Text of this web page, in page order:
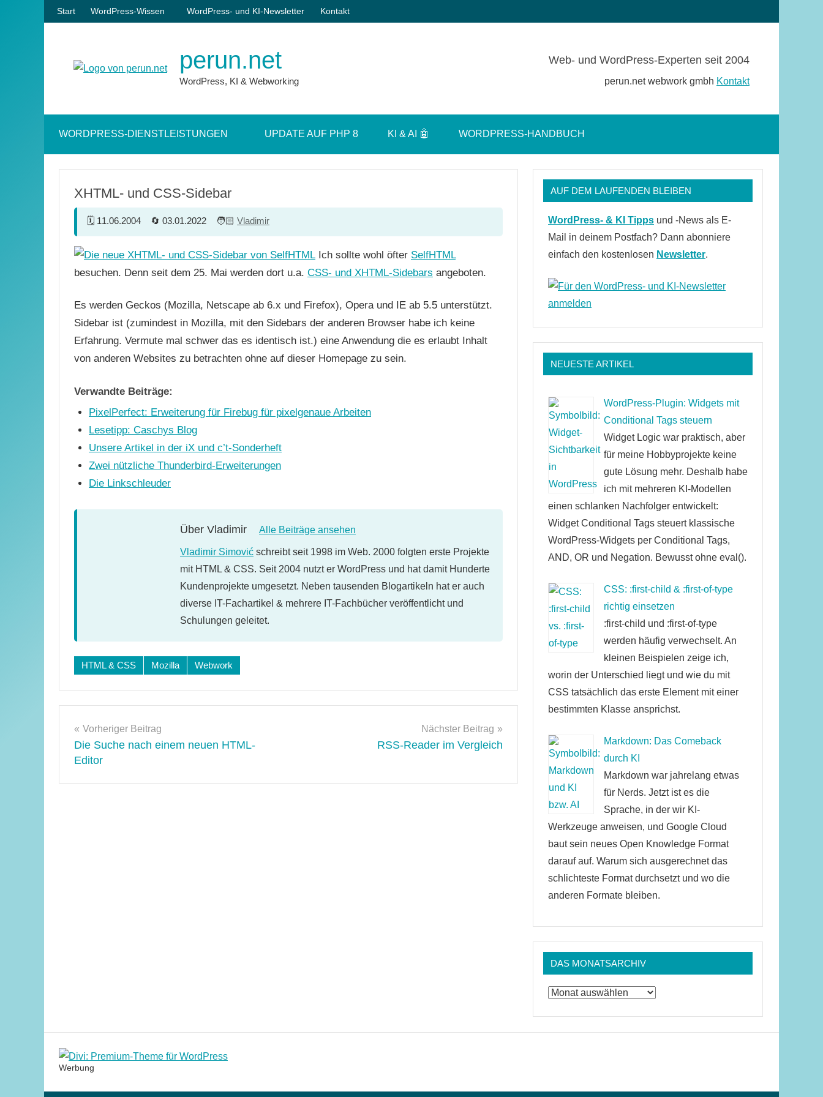
Zum
Inhalt
Start WordPress-Wissen WordPress- und KI-Newsletter Kontakt
perun.net
WordPress, KI & Webworking
Web- und WordPress-Experten seit 2004
perun.net webwork gmbh Kontakt
öffnen
WORDPRESS-DIENSTLEISTUNGEN UPDATE AUF PHP 8 KI & AI 🤖 WORDPRESS-HANDBUCH
XHTML- und CSS-Sidebar
11.06.2004 03.01.2022 Vladimir
Ich sollte wohl öfter SelfHTML
besuchen. Denn seit dem 25. Mai werden dort u.a. CSS- und XHTML-Sidebars angeboten.
Es werden Geckos (Mozilla, Netscape ab 6.x und Firefox), Opera und IE ab 5.5 unterstützt.
Sidebar ist (zumindest in Mozilla, mit den Sidebars der anderen Browser habe ich keine
Erfahrung. Vermute mal schwer das es identisch ist.) eine Anwendung die es erlaubt Inhalt
von anderen Websites zu betrachten ohne auf dieser Homepage zu sein.
Verwandte Beiträge:
PixelPerfect: Erweiterung für Firebug für pixelgenaue Arbeiten
Lesetipp: Caschys Blog
Unsere Artikel in der iX und c’t-Sonderheft
Zwei nützliche Thunderbird-Erweiterungen
Die Linkschleuder
Über Vladimir Alle Beiträge ansehen
Vladimir Simović schreibt seit 1998 im Web. 2000 folgten erste Projekte
mit HTML & CSS. Seit 2004 nutzt er WordPress und hat damit Hunderte
Kundenprojekte umgesetzt. Neben tausenden Blogartikeln hat er auch
diverse IT-Fachartikel & mehrere IT-Fachbücher veröffentlicht und
Schulungen geleitet.
Schlagwörter:
HTML & CSS Mozilla Webwork
Beitragsnavigation
Vorheriger Beitrag
Die Suche nach einem neuen HTML-
Editor
Nächster Beitrag
RSS-Reader im Vergleich
AUF DEM LAUFENDEN BLEIBEN
WordPress- & KI Tipps und -News als E-
Mail in deinem Postfach? Dann abonniere
einfach den kostenlosen Newsletter.
NEUESTE ARTIKEL
WordPress-Plugin: Widgets mit
Conditional Tags steuern
Widget Logic war praktisch, aber
für meine Hobbyprojekte keine
gute Lösung mehr. Deshalb habe
ich mit mehreren KI-Modellen
einen schlanken Nachfolger entwickelt:
Widget Conditional Tags steuert klassische
WordPress-Widgets per Conditional Tags,
AND, OR und Negation. Bewusst ohne eval().
CSS: :first-child & :first-of-type
richtig einsetzen
:first-child und :first-of-type
werden häufig verwechselt. An
kleinen Beispielen zeige ich,
worin der Unterschied liegt und wie du mit
CSS tatsächlich das erste Element mit einer
bestimmten Klasse ansprichst.
Markdown: Das Comeback
durch KI
Markdown war jahrelang etwas
für Nerds. Jetzt ist es die
Sprache, in der wir KI-
Werkzeuge anweisen, und Google Cloud
baut sein neues Open Knowledge Format
darauf auf. Warum sich ausgerechnet das
schlichteste Format durchsetzt und wo die
anderen Formate bleiben.
DAS MONATSARCHIV
Das
Werbung